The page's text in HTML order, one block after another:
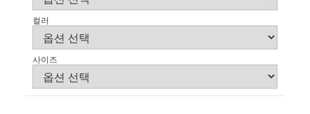
컬러
사이즈